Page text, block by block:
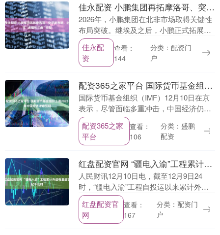
佳永配资 小鹏集团再拓摩洛哥、突尼斯市场，北非“战略铁三角”成型
2026年，小鹏集团在北非市场取得关键性
布局突破。继埃及之后，小鹏正式拓展至
摩洛哥与突尼斯，形成以埃及、摩洛哥、
突尼斯为核心的北非“战略铁三角”。....
佳永配
资
查看：
144
分类：配资门
户
配资365之家平台 国际货币基金组织上调2025年中国经济增速预期
国际货币基金组织（IMF）12月10日在京
表示，尽管面临多重冲击，中国经济仍展
现出显著韧性。IMF预计2025年中国经济
增速将达5%，较今年10月发布的《世界
经....
配资365之家
平台
查看：
106
分类：盛鹏
配资
红盘配资官网 “疆电入渝”工程累计外送电量超百亿千瓦时
人民财讯12月10日电，截至12月9日24
时，“疆电入渝”工程自投运以来累计外送
电量101.2亿千瓦时，突破百亿千瓦时大
关，单日最大输送电量近1亿千瓦时，约占
重....
红盘配资官
网
查看：
167
分类：配资门
户